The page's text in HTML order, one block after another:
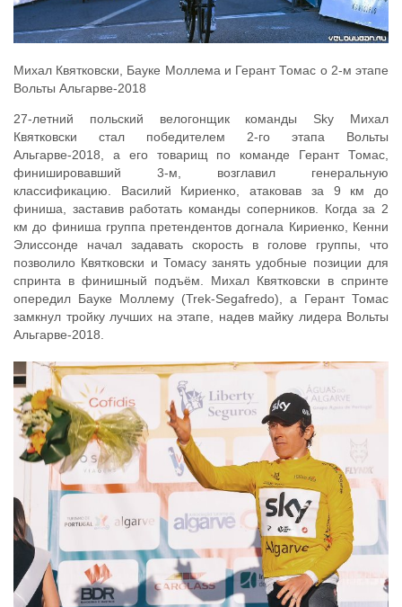
Михал Квятковски, Бауке Моллема и Герант Томас о 2-м этапе
Вольты Альгарве-2018
27-летний польский велогонщик команды Sky Михал
Квятковски стал победителем 2-го этапа Вольты
Альгарве-2018, а его товарищ по команде Герант Томас,
финишировавший 3-м, возглавил генеральную
классификацию. Василий Кириенко, атаковав за 9 км до
финиша, заставив работать команды соперников. Когда за 2
км до финиша группа претендентов догнала Кириенко, Кенни
Элиссонде начал задавать скорость в голове группы, что
позволило Квятковски и Томасу занять удобные позиции для
спринта в финишный подъём. Михал Квятковски в спринте
опередил Бауке Моллему (Trek-Segafredo), а Герант Томас
замкнул тройку лучших на этапе, надев майку лидера Вольты
Альгарве-2018.